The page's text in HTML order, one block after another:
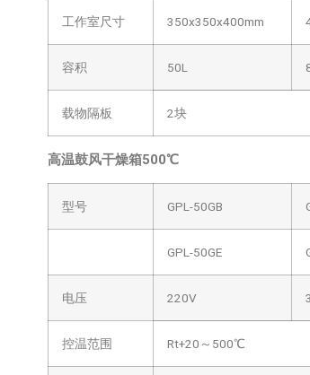
工作室尺寸 350x350x400mm
容积 50L
载物隔板 2块
高温鼓风干燥箱500℃
型号 GPL-50GB
GPL-50GE
电压 220V
控温范围 Rt+20～500℃